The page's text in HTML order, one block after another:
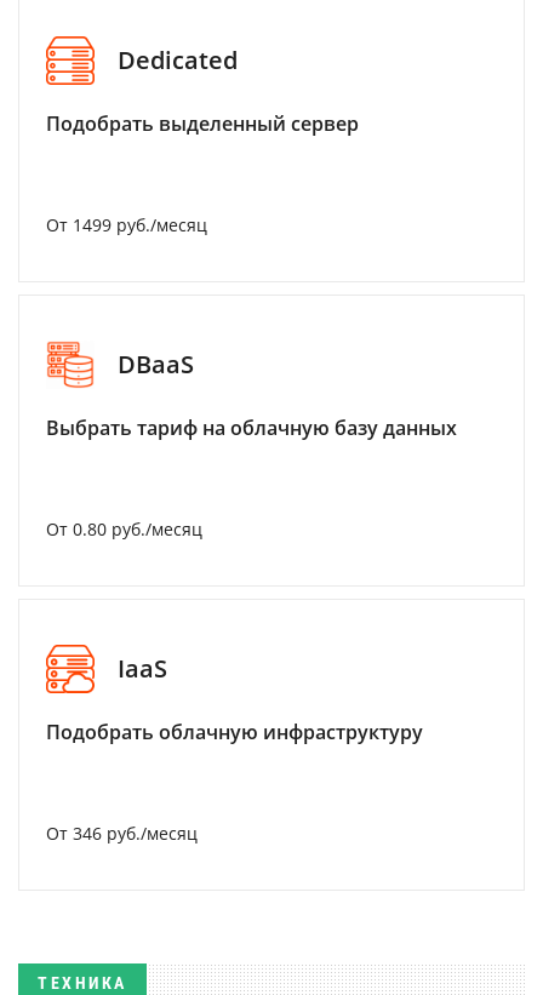
Dedicated
Подобрать выделенный сервер
От 1499 руб./месяц
DBaaS
Выбрать тариф на облачную базу данных
От 0.80 руб./месяц
IaaS
Подобрать облачную инфраструктуру
От 346 руб./месяц
ТЕХНИКА